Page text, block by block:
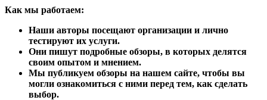
Как мы работаем:
Наши авторы посещают организации и лично
тестируют их услуги.
Они пишут подробные обзоры, в которых делятся
своим опытом и мнением.
Мы публикуем обзоры на нашем сайте, чтобы вы
могли ознакомиться с ними перед тем, как сделать
выбор.